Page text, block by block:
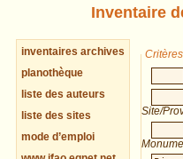
Inventaire
inventaires archives
planothèque
liste des auteurs
liste des sites
mode d’emploi
Site/